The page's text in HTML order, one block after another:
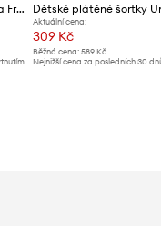
Dětské bavlněné šortky Elisabetta Franchi
Aktuální cena:
309 Kč
Běžná cena: 589 Kč
Nejnižší cena za posledních 30